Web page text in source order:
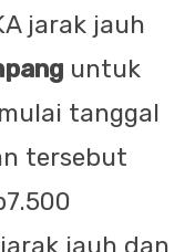
jarak jauh
untuk
tanggal
tersebut
jauh dan